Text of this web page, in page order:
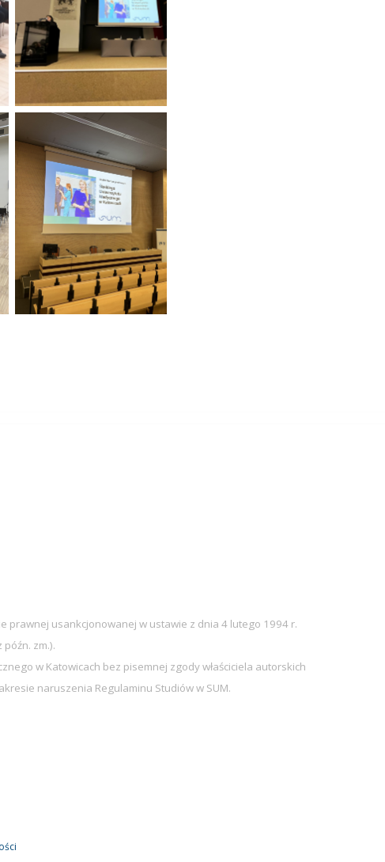
prawnej usankcjonowanej w ustawie z dnia 4 lutego 1994 r.
zm.).
w Katowicach bez pisemnej zgody właściciela autorskich
naruszenia Regulaminu Studiów w SUM.